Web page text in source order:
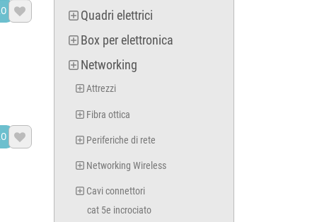


Quadri elettrici
Box per elettronica
Networking
Attrezzi
Fibra ottica
Periferiche di rete
Networking Wireless
Cavi connettori
cat 5e incrociato